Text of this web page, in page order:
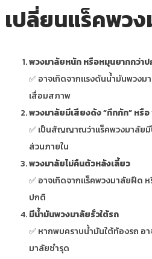
เปลี่ยนแร็คพว
พวงมาลัยหนัก หรือหมุนยากกว่า
✅ อาจเกิดจากแรงดันน้ำมันพวง
เสื่อมสภาพ
พวงมาลัยมีเสียงดัง “กึกกัก” หรื
✅ เป็นสัญญาณว่าแร็คพวงมาลัย
ส่วนภายใน
พวงมาลัยไม่คืนตัวหลังเลี้ยว
✅ อาจเกิดจากแร็คพวงมาลัยฝืด
ปกติ
มีน้ำมันพวงมาลัยรั่วใต้รถ
✅ หากพบคราบน้ำมันใต้ท้องรถ อ
มาลัยชำรุด